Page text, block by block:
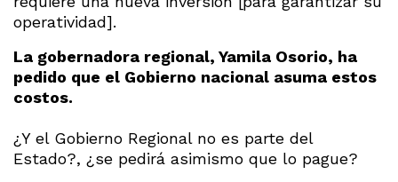
operatividad].
La gobernadora regional, Yamila Osorio, ha
pedido que el Gobierno nacional asuma estos
costos.
¿Y el Gobierno Regional no es parte del
Estado?, ¿se pedirá asimismo que lo pague?